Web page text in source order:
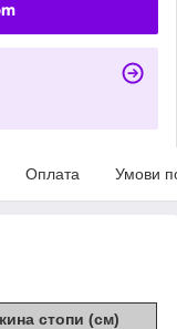
Оплата Умови
стопи (см)